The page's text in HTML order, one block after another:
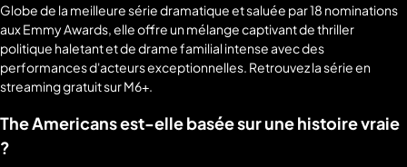
Globe de la meilleure série dramatique et saluée par 18 nominations
aux Emmy Awards, elle offre un mélange captivant de thriller
politique haletant et de drame familial intense avec des
performances d'acteurs exceptionnelles. Retrouvez la série en
streaming gratuit sur M6+.
The Americans est-elle basée sur une histoire vraie
?